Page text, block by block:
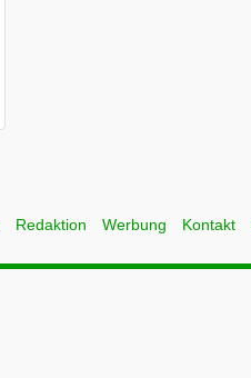
Redaktion Werbung Kontakt